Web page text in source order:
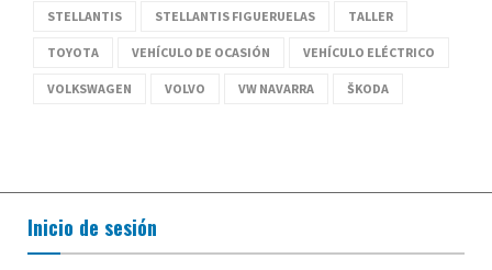
STELLANTIS STELLANTIS FIGUERUELAS TALLER
TOYOTA VEHÍCULO DE OCASIÓN VEHÍCULO ELÉCTRICO
VOLKSWAGEN VOLVO VW NAVARRA ŠKODA
Inicio de sesión